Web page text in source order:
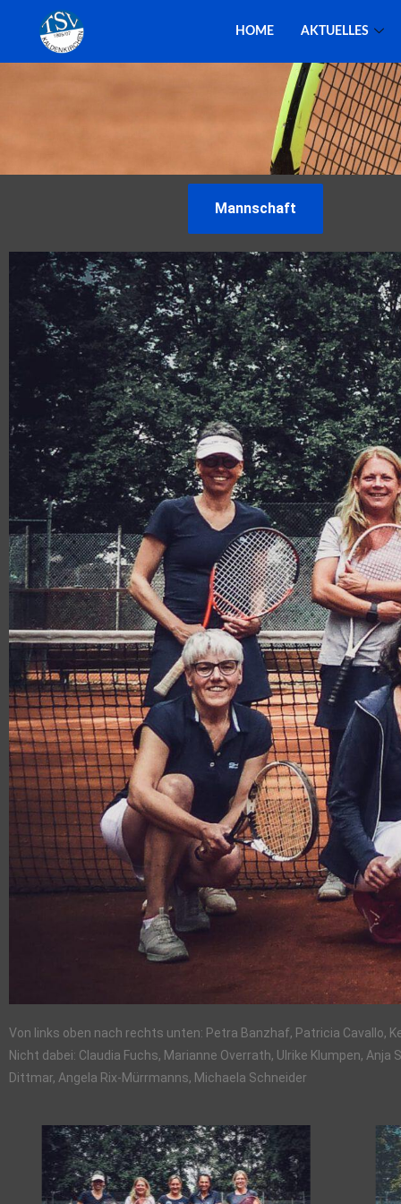
HOME AKTUELLES
Mannschaft
Von links oben nach rechts unten: Petra Banzhaf, Patricia Cavallo,
Nicht dabei: Claudia Fuchs, Marianne Overrath, Ulrike Klumpen,
Dittmar, Angela Rix-Mürrmanns, Michaela Schneider